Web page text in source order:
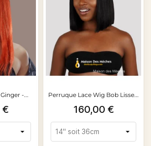
-...
€
Perruque Lace Wig Bob Lisse...
Prix
160,00 €